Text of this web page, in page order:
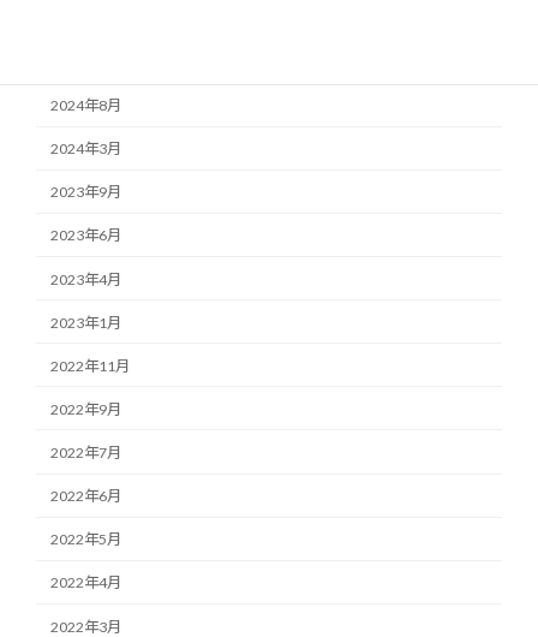
2024年8月
2024年3月
2023年9月
2023年6月
2023年4月
2023年1月
2022年11月
2022年9月
2022年7月
2022年6月
2022年5月
2022年4月
2022年3月